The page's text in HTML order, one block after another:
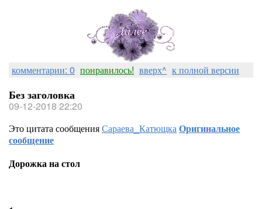
комментарии: 0 понравилось! вверх^ к полной версии
Без заголовка
09-12-2018 22:20
Это цитата сообщенияСараева_КатющкаОригинальное
сообщение
Дорожка на стол